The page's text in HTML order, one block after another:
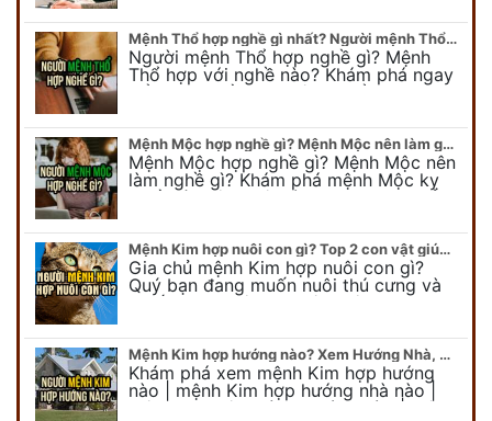
Mệnh Thổ hợp nghề gì nhất? Người mệnh Thổ kỵ nghề gì?
Người mệnh Thổ hợp nghề gì? Mệnh
Thổ hợp với nghề nào? Khám phá ngay
để chọn nghề hợp mệnh Thổ. Cũng như
Mệnh Mộc hợp nghề gì? Mệnh Mộc nên làm gì? Mệnh Mộc kỵ nghề nào?
Mệnh Mộc hợp nghề gì? Mệnh Mộc nên
làm nghề gì? Khám phá mệnh Mộc kỵ
nghề gì không nên làm. Xem ngay để
Mệnh Kim hợp nuôi con gì? Top 2 con vật giúp gia chủ Phát tài phát lộc
Gia chủ mệnh Kim hợp nuôi con gì?
Quý bạn đang muốn nuôi thú cưng và
muốn chọn một con vật nuôi hợp
Duy…
Mệnh Kim hợp hướng nào? Xem Hướng Nhà, Phòng ngủ, Làm việc hợp mệnh Kim
Khám phá xem mệnh Kim hợp hướng
nào | mệnh Kim hợp hướng nhà nào |
mệnh Kim kê giường hướng nào | mệnh